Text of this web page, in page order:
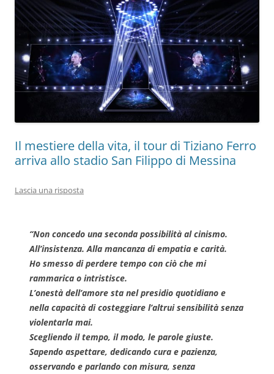
Il mestiere della vita, il tour di Tiziano Ferro
arriva allo stadio San Filippo di Messina
Lascia una risposta
“Non concedo una seconda possibilità al cinismo.
All’insistenza. Alla mancanza di empatia e carità.
Ho smesso di perdere tempo con ciò che mi
rammarica o intristisce.
L’onestà dell’amore sta nel presidio quotidiano e
nella capacità di costeggiare l’altrui sensibilità senza
violentarla mai.
Scegliendo il tempo, il modo, le parole giuste.
Sapendo aspettare, dedicando cura e pazienza,
osservando e parlando con misura, senza